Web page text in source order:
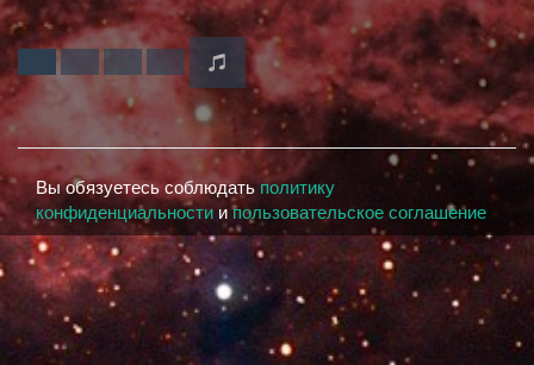
Вы обязуетесь соблюдатьполитику
конфиденциальностиипользовательское соглашение